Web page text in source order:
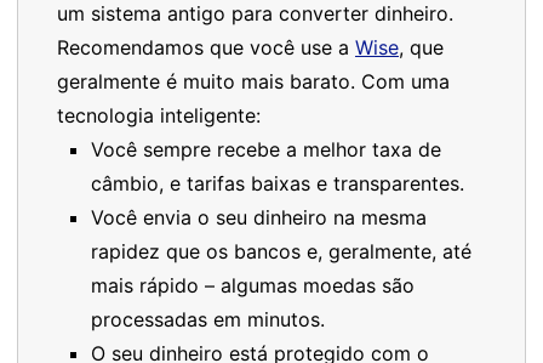
um sistema antigo para converter dinheiro.
Recomendamos que você use a Wise, que
geralmente é muito mais barato. Com uma
tecnologia inteligente:
Você sempre recebe a melhor taxa de
câmbio, e tarifas baixas e transparentes.
Você envia o seu dinheiro na mesma
rapidez que os bancos e, geralmente, até
mais rápido – algumas moedas são
processadas em minutos.
O seu dinheiro está protegido com o